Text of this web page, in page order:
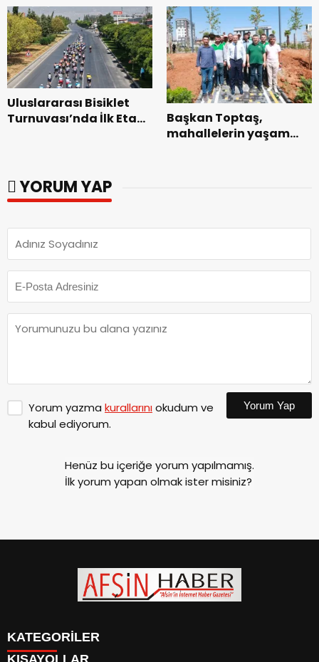
ziyaret.
Uluslararası Bisiklet
Turnuvası’nda İlk Etap
Başkan Toptaş,
mahallelerin yaşam
YORUM YAP
Yorum yazma kurallarınıokudum ve
kabul ediyorum.
Yorum Yap
Henüz bu içeriğe yorum yapılmamış.
İlk yorum yapan olmak ister misiniz?
KATEGORİLER